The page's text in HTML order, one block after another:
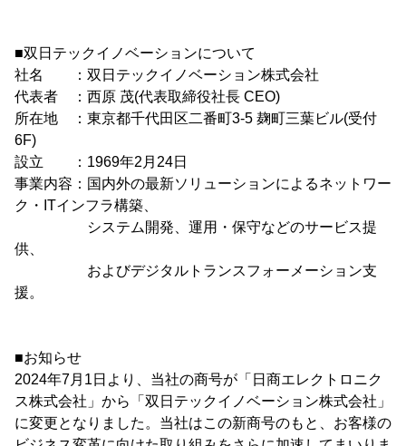
■双日テックイノベーションについて
社名 ：双日テックイノベーション株式会社
代表者 ：西原 茂(代表取締役社長 CEO)
所在地 ：東京都千代田区二番町3-5 麹町三葉ビル(受付
6F)
設立 ：1969年2月24日
事業内容：国内外の最新ソリューションによるネットワー
ク・ITインフラ構築、
システム開発、運用・保守などのサービス提
供、
およびデジタルトランスフォーメーション支
援。
■お知らせ
2024年7月1日より、当社の商号が「日商エレクトロニク
ス株式会社」から「双日テックイノベーション株式会社」
に変更となりました。当社はこの新商号のもと、お客様の